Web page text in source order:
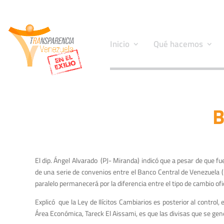
Inicio Qué hacemos
El dip. Ángel Alvarado (PJ- Miranda) indicó que a pesar de que
de una serie de convenios entre el Banco Central de Venezuela
paralelo permanecerá por la diferencia entre el tipo de cambio
Explicó que la Ley de Ilícitos Cambiarios es posterior al
Área Económica, Tareck El Aissami, es que las divisas que se